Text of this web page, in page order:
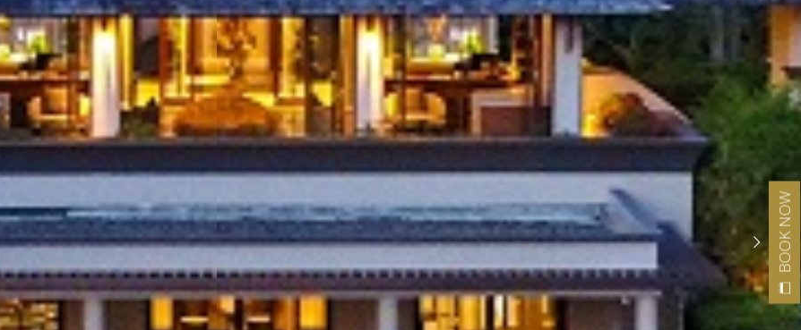
BOOK NOW